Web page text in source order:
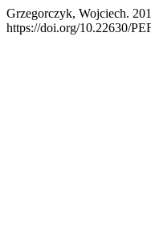
Grzegorczyk, Wojciech.
https://doi.org/10.22630/